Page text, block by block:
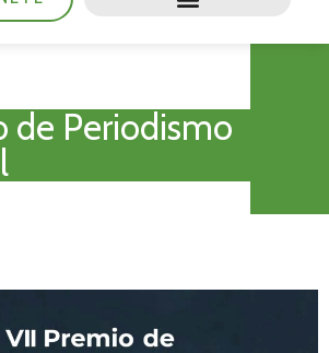
de Periodismo